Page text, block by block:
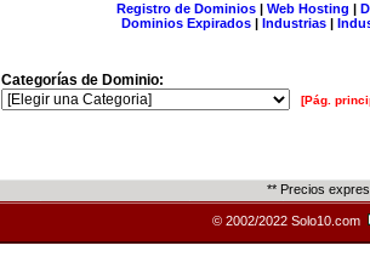
Registro de Dominios| Web Hosting |
Dominios Expirados | Industrias |
Categorías de Dominio:
[Pág.
** Precios
© 2002/2022 Solo10.com